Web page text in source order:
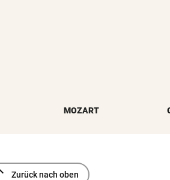
MOZART
Zurück nach oben